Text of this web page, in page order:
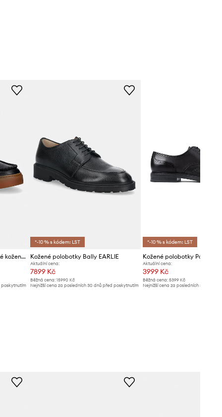
Calvin Klein Polobotky pánské kožené HYBRID CLEAN APRON TUM LTH
poskytnutím
*-10 % s kódem: LST
Kožené polobotky Bally EARLIE
Aktuální cena:
7899 Kč
Běžná cena:15990 Kč
Nejnižší cena za posledních 30 dnů před poskytnutím
*-10 % s kódem: LST
Aktuální cena:
3999 Kč
Běžná cena: 5399 Kč
Nejnižší cena za posledních 30 dnů